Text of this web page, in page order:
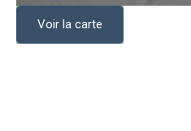
Voir la carte